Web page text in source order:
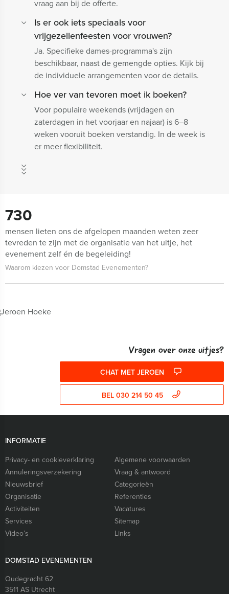
vraag aan bij de offerte.
Is er ook iets speciaals voor
vrijgezellenfeesten voor vrouwen?
Ja. Specifieke dames-programma's zijn
beschikbaar, naast de gemengde opties. Kijk bij
de individuele arrangementen voor de details.
Hoe ver van tevoren moet ik boeken?
Voor populaire weekends (vrijdagen en
zaterdagen in het voorjaar en najaar) is 6–8
weken vooruit boeken verstandig. In de week is
er meer flexibiliteit.
730
mensen lieten ons de afgelopen maanden weten zeer
tevreden te zijn met de organisatie van het uitje, het
evenement zelf én de begeleiding!
Waarom kiezen voor Domstad Evenementen?
Vragen over onze uitjes?
CHAT MET JEROEN
BEL 030 214 50 45
INFORMATIE
Privacy- en cookieverklaring
Algemene voorwaarden
Annuleringsverzekering
Vraag & antwoord
Nieuwsbrief
Categorieën
Organisatie
Referenties
Activiteiten
Vacatures
Services
Sitemap
Video’s
Links
DOMSTAD EVENEMENTEN
Oudegracht 62
3511 AS Utrecht